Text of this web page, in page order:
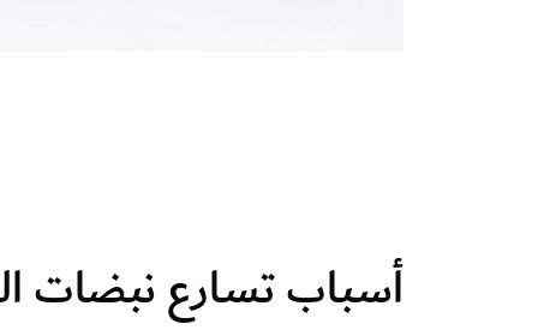
أسباب تسارع نبضات